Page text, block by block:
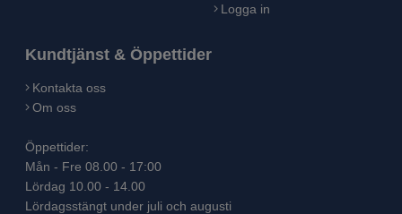
Logga in
Kundtjänst & Öppettider
Kontakta oss
Om oss
Öppettider:
Mån - Fre 08.00 - 17:00
Lördag 10.00 - 14.00
Lördagsstängt under juli och augusti